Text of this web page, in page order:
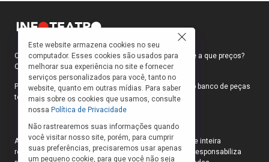
partida do espetáculo “Abdias do Nascimento”.
Como faço para ir ao teatro? Onde compro ingressos e a que preços?
Quais peças estão em cartaz?
Para responder a essas e outras perguntas, criamos o banco de peças
teatrais do INFOTEATRO.
As informações das peças cadastradas no site são de inteira
responsabilidade das produções. O Infoteatro não se responsabiliza
Este website armazena cookies no seu
computador. Esses cookies são usados para
melhorar sua experiência no site e fornecer
serviços personalizados para você, tanto no
website, quanto em outras mídias. Para saber
mais sobre os cookies que usamos, consulte
nossa Política de Privacidade
Não rastrearemos suas informações quando
você visitar nosso site, porém, para cumprir
suas preferências, precisaremos usar apenas
um pequeno cookie, para que você não seja